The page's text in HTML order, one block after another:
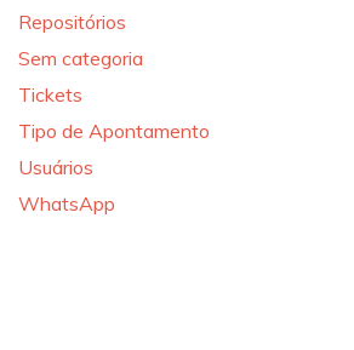
Repositórios
Sem categoria
Tickets
Tipo de Apontamento
Usuários
WhatsApp